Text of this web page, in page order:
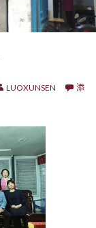
LUOXUNSEN
添